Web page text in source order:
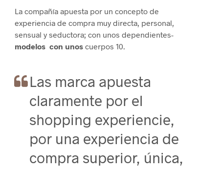
La compañía apuesta por un concepto de
experiencia de compra muy directa, personal,
sensual y seductora; con unos dependientes-
modelos con unos cuerpos 10.
Las marca apuesta
claramente por el
shopping experiencie,
por una experiencia de
compra superior, única,